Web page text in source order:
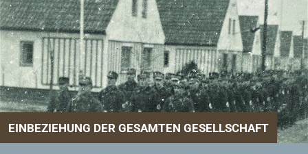
EINBEZIEHUNG DER GESAMTEN GESELLSCHAFT